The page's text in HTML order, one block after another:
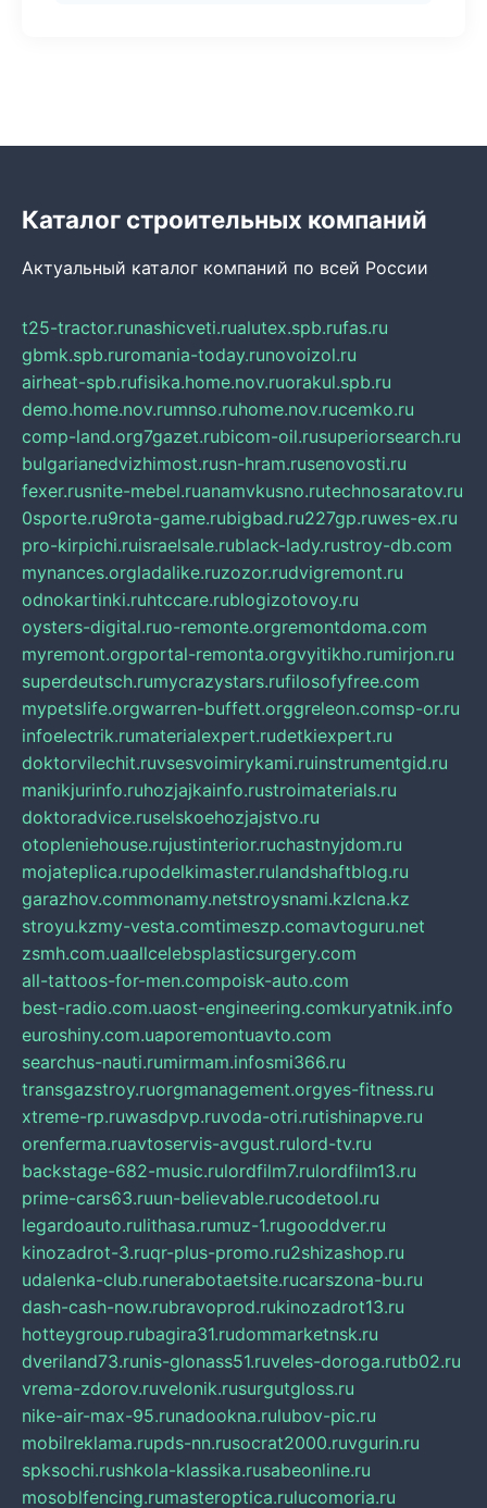
Каталог строительных компаний
Актуальный каталог компаний по всей России
t25-tractor.runashicveti.rualutex.spb.rufas.ru
gbmk.spb.ruromania-today.runovoizol.ru
airheat-spb.rufisika.home.nov.ruorakul.spb.ru
demo.home.nov.rumnso.ruhome.nov.rucemko.ru
comp-land.org7gazet.rubicom-oil.rusuperiorsearch.ru
bulgarianedvizhimost.rusn-hram.rusenovosti.ru
fexer.rusnite-mebel.ruanamvkusno.rutechnosaratov.ru
0sporte.ru9rota-game.rubigbad.ru227gp.ruwes-ex.ru
pro-kirpichi.ruisraelsale.rublack-lady.rustroy-db.com
mynances.orgladalike.ruzozor.rudvigremont.ru
odnokartinki.ruhtccare.rublogizotovoy.ru
oysters-digital.ruo-remonte.orgremontdoma.com
myremont.orgportal-remonta.orgvyitikho.rumirjon.ru
superdeutsch.rumycrazystars.rufilosofyfree.com
mypetslife.orgwarren-buffett.orggreleon.comsp-or.ru
infoelectrik.rumaterialexpert.rudetkiexpert.ru
doktorvilechit.ruvsesvoimirykami.ruinstrumentgid.ru
manikjurinfo.ruhozjajkainfo.rustroimaterials.ru
doktoradvice.ruselskoehozjajstvo.ru
otopleniehouse.rujustinterior.ruchastnyjdom.ru
mojateplica.rupodelkimaster.rulandshaftblog.ru
garazhov.commonamy.netstroysnami.kzlcna.kz
stroyu.kzmy-vesta.comtimeszp.comavtoguru.net
zsmh.com.uaallcelebsplasticsurgery.com
all-tattoos-for-men.compoisk-auto.com
best-radio.com.uaost-engineering.comkuryatnik.info
euroshiny.com.uaporemontuavto.com
searchus-nauti.rumirmam.infosmi366.ru
transgazstroy.ruorgmanagement.orgyes-fitness.ru
xtreme-rp.ruwasdpvp.ruvoda-otri.rutishinapve.ru
orenferma.ruavtoservis-avgust.rulord-tv.ru
backstage-682-music.rulordfilm7.rulordfilm13.ru
prime-cars63.ruun-believable.rucodetool.ru
legardoauto.rulithasa.rumuz-1.rugooddver.ru
kinozadrot-3.ruqr-plus-promo.ru2shizashop.ru
udalenka-club.runerabotaetsite.rucarszona-bu.ru
dash-cash-now.rubravoprod.rukinozadrot13.ru
hotteygroup.rubagira31.rudommarketnsk.ru
dveriland73.runis-glonass51.ruveles-doroga.rutb02.ru
vrema-zdorov.ruvelonik.rusurgutgloss.ru
nike-air-max-95.runadookna.rulubov-pic.ru
mobilreklama.rupds-nn.rusocrat2000.ruvgurin.ru
spksochi.rushkola-klassika.rusabeonline.ru
mosoblfencing.rumasteroptica.rulucomoria.ru